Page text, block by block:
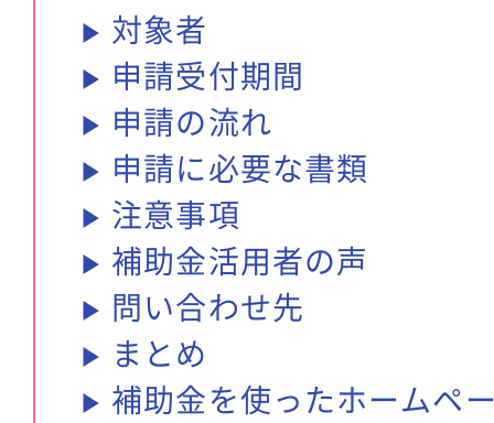
対象者
申請受付期間
申請の流れ
申請に必要な書類
注意事項
補助金活用者の声
問い合わせ先
まとめ
補助金を使ったホームペ